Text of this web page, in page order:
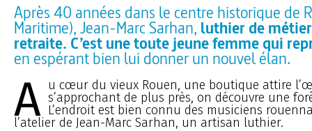
Après 40 années dans le centre historique de
Maritime), Jean-Marc Sarhan, luthier de
retraite. C’est une toute jeune femme qui
en espérant bien lui donner un nouvel élan.
A u cœur du vieux Rouen, une boutique attire
s’approchant de plus près, on découvre une
L’endroit est bien connu des musiciens
l’atelier de Jean-Marc Sarhan, un artisan luthier.